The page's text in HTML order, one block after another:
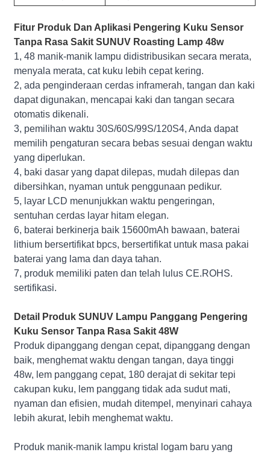
Fitur Produk Dan Aplikasi Pengering Kuku Sensor
Tanpa Rasa Sakit SUNUV Roasting Lamp 48w
1, 48 manik-manik lampu didistribusikan secara merata,
menyala merata, cat kuku lebih cepat kering.
2, ada penginderaan cerdas inframerah, tangan dan kaki
dapat digunakan, mencapai kaki dan tangan secara
otomatis dikenali.
3, pemilihan waktu 30S/60S/99S/120S4, Anda dapat
memilih pengaturan secara bebas sesuai dengan waktu
yang diperlukan.
4, baki dasar yang dapat dilepas, mudah dilepas dan
dibersihkan, nyaman untuk penggunaan pedikur.
5, layar LCD menunjukkan waktu pengeringan,
sentuhan cerdas layar hitam elegan.
6, baterai berkinerja baik 15600mAh bawaan, baterai
lithium bersertifikat bpcs, bersertifikat untuk masa pakai
baterai yang lama dan daya tahan.
7, produk memiliki paten dan telah lulus CE.ROHS.
sertifikasi.
Detail Produk SUNUV Lampu Panggang Pengering
Kuku Sensor Tanpa Rasa Sakit 48W
Produk dipanggang dengan cepat, dipanggang dengan
baik, menghemat waktu dengan tangan, daya tinggi
48w, lem panggang cepat, 180 derajat di sekitar tepi
cakupan kuku, lem panggang tidak ada sudut mati,
nyaman dan efisien, mudah ditempel, menyinari cahaya
lebih akurat, lebih menghemat waktu.
Produk manik-manik lampu kristal logam baru yang